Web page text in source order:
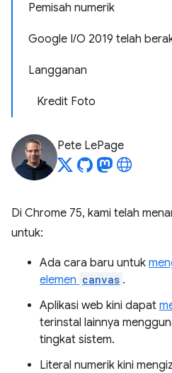
Pemisah numerik
Google I/O 2019 telah
Langganan
Kredit Foto
Pete LePage
Di Chrome 75, kami telah
untuk:
Ada cara baru untuk
elemen canvas .
Aplikasi web kini dapat
terinstal lainnya
tingkat sistem.
Literal numerik kini